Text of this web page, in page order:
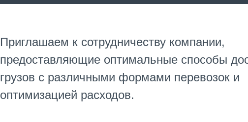
Приглашаем к сотрудничеству компании,
предоставляющие оптимальные способы
грузов с различными формами перевозок и
оптимизацией расходов.